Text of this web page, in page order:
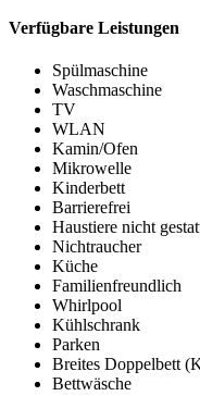
Verfügbare Leistungen
Spülmaschine
Waschmaschine
TV
WLAN
Kamin/Ofen
Mikrowelle
Kinderbett
Barrierefrei
Haustiere nicht
Nichtraucher
Küche
Familienfreundlich
Whirlpool
Kühlschrank
Parken
Breites Doppelbett
Bettwäsche